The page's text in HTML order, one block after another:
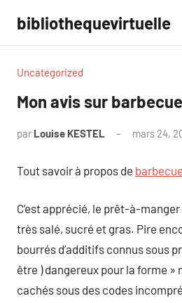
contenu
bibliothequevirtuelle
Uncategorized
Mon avis sur
par Louise KESTEL mars 24,
Tout savoir à propos de
C’est apprécié, le prêt-à-
très salé, sucré et gras. Pire
bourrés d’additifs connus sous
être ) dangereux pour la forme
cachés sous des codes